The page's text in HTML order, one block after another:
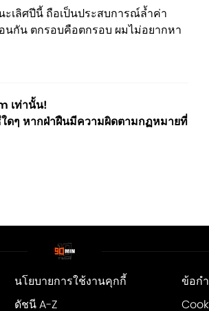
เลิศปีนี้ ถือเป็นประสบการณ์ล้ำค่า
นกัน ตกรอบคือตกรอบ ผมไม่อยากหา
เท่านั้น!
ๆ หากฝ่าฝืนมีความผิดตามกฏหมายที่
นโยบายการใช้งานคุกกี้ ข้อก
ดัชนี A-Z